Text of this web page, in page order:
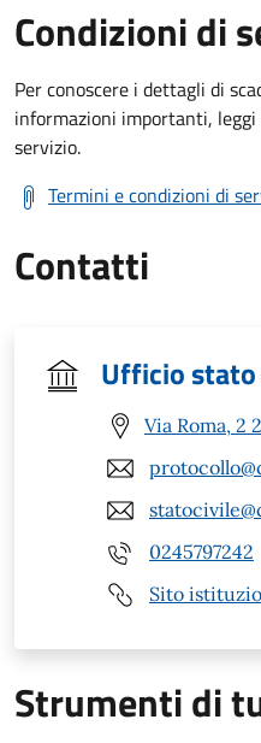
Condizioni di
Per conoscere i dettagli di
informazioni importanti,
servizio.
Termini e condizioni di
Contatti
Ufficio
Via Roma, 2
0245797242
Sito
Strumenti di